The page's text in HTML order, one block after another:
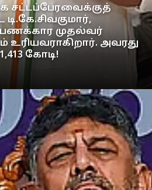
சட்டப்பேரவைக்குத்
முதல்வர்
உரியவராகிறார். அவரது
கோடி!